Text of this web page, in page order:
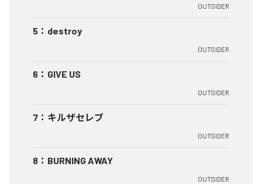
OUTSIDER
5 ： destroy
OUTSIDER
6 ： GIVE US
OUTSIDER
7 ： キルザセレブ
OUTSIDER
8 ： BURNING AWAY
OUTSIDER